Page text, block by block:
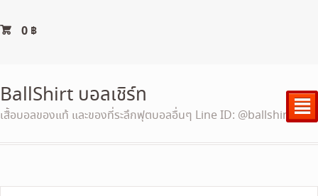
0 ฿
BallShirt บอลเชิร์ท
เสื้อบอลของแท้ และของที่ระลึกฟุตบอลอื่นๆ Line ID: @ballshirt²